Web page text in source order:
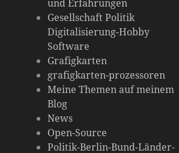
und Erfahrungen
Gesellschaft Politik
Digitalisierung-Hobby
Software
Grafigkarten
grafigkarten-prozessoren
Meine Themen auf meinem
Blog
News
Open-Source
Politik-Berlin-Bund-Länder-